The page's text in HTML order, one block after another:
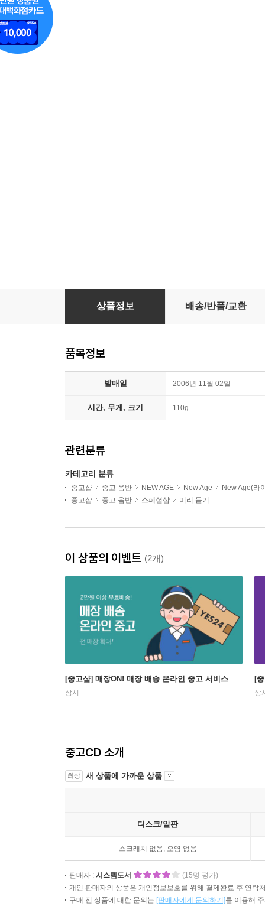
이루마 5집 - H.I.S. Monologue [일반판]
상품정보 배송/반품/교환
품목정보
발매일 2006년 11월 02일
시간, 무게, 크기 110g
관련분류
카테고리 분류
중고샵 중고 음반 NEW AGE New Age
New Age(라
중고샵
중고 음반 스페셜샵 미리 듣기
이 상품의 이벤트 (2개)
[중고샵] 매장ON! 매장 배송 온라인 중고 서비스
상시
[
상
중고CD 소개
최상 새 상품에 가까운 상품
디스크/알판
스크래치 없음, 오염 없음
판매자 : 시스템도서
(15명 평가)
개인 판매자의 상품은 개인정보보호를 위해 결제완료 후 연락
구매 전 상품에 대한 문의는 [판매자에게 문의하기]를 이용해